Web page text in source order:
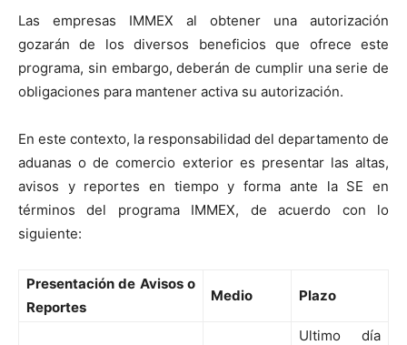
Las empresas IMMEX al obtener una autorización
gozarán de los diversos beneficios que ofrece este
programa, sin embargo, deberán de cumplir una serie de
obligaciones para mantener activa su autorización.
En este contexto, la responsabilidad del departamento de
aduanas o de comercio exterior es presentar las altas,
avisos y reportes en tiempo y forma ante la SE en
términos del programa IMMEX, de acuerdo con lo
siguiente:
Presentación de Avisos o
Reportes
Medio Plazo
Ultimo día